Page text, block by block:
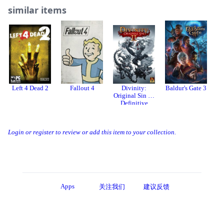
Login or register to review or add this item to your collection.
similar items
Left 4 Dead 2 Fallout 4
Divinity:
Original Sin 2 -
Definitive
Baldur's Gate 3
Apps 关注我们 建议反馈